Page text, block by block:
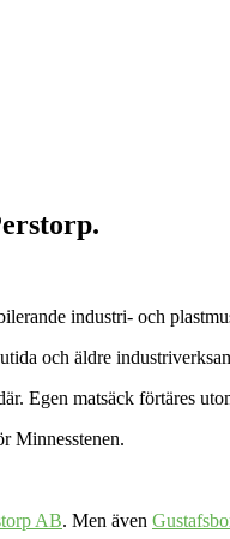
industri- och
och äldre
Egen matsäck förtäres
Minnesstenen.
AB. Men även